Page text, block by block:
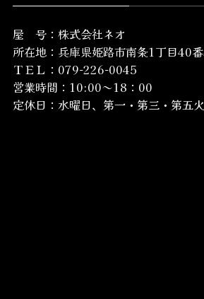
屋 号：株式会社ネオ
所在地： 兵庫県姫路市南条1丁目40
ＴＥＬ：079-226-0045
営業時間：10:00～18：00
定休日：水曜日、第一・第三・第五